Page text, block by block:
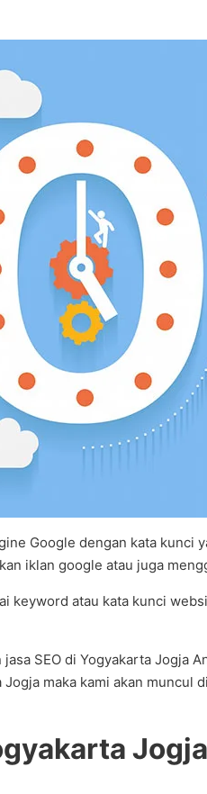
Google dengan kata kunci
iklan google atau juga
atau kata kunci
SEO di Yogyakarta Jogja
maka kami akan muncul